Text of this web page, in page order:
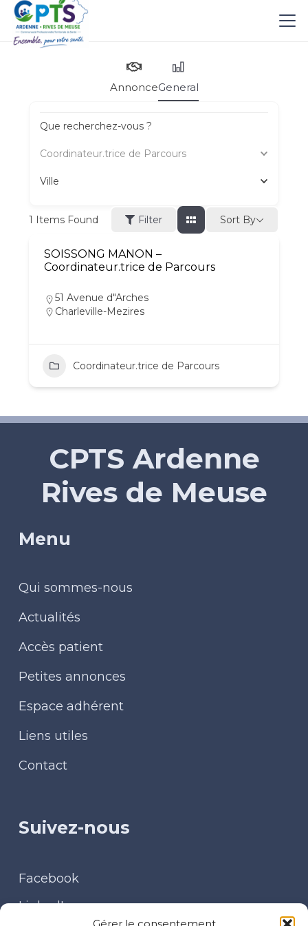
AnnonceGeneral
Que recherchez-vous ?
Coordinateur.trice de Parcours
Ville
1 Items Found Filter Sort By
SOISSONG MANON –
Coordinateur.trice de Parcours
51 Avenue d"Arches
Charleville-Mezires
Coordinateur.trice de Parcours
CPTS Ardenne
Rives de Meuse
Menu
Qui sommes-nous
Actualités
Accès patient
Petites annonces
Espace adhérent
Liens utiles
Contact
Suivez-nous
Facebook
LinkedIn